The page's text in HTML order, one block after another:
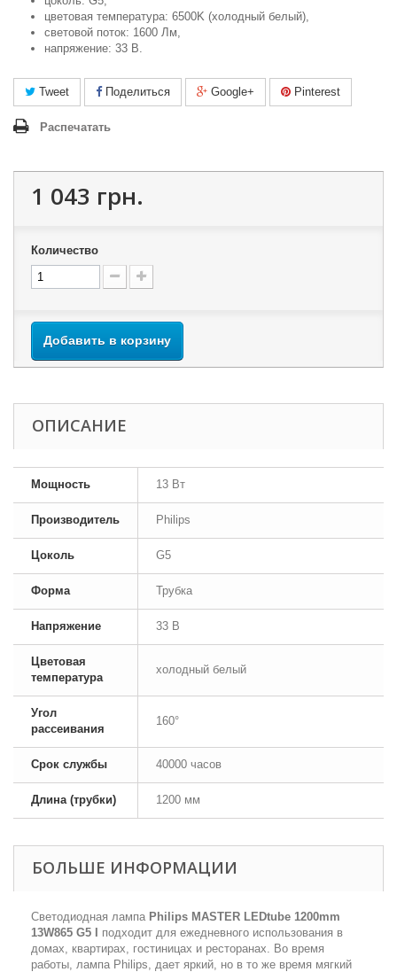
цветовая температура: 6500K (холодный белый),
световой поток: 1600 Лм,
напряжение: 33 В.
Tweet Поделиться Google+ Pinterest
Распечатать
1 043 грн.
Количество
Добавить в корзину
ОПИСАНИЕ
Мощность 13 Вт
Производитель Philips
Цоколь G5
Форма Трубка
Напряжение 33 В
Цветовая
температура
холодный белый
Угол
рассеивания
160°
Срок службы 40000 часов
Длина (трубки) 1200 мм
БОЛЬШЕ ИНФОРМАЦИИ
Светодиодная лампа Philips MASTER LEDtube 1200mm
13W865 G5 I
подходит для ежедневного использования в
домах, квартирах, гостиницах и ресторанах. Во время
работы, лампа Philips, дает яркий, но в то же время мягкий